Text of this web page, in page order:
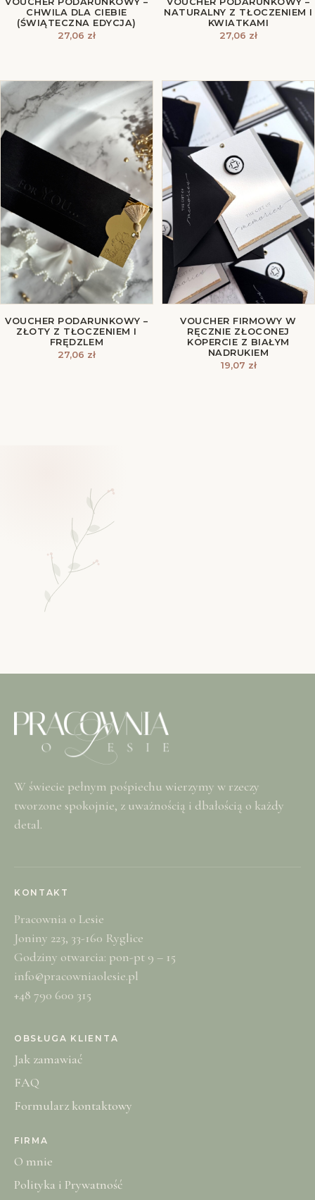
CHWILA DLA CIEBIE
(ŚWIĄTECZNA EDYCJA)
27,06 zł
NATURALNY Z TŁOCZENIEM I
KWIATKAMI
27,06 zł
VOUCHER PODARUNKOWY –
ZŁOTY Z TŁOCZENIEM I
FRĘDZLEM
27,06 zł
VOUCHER FIRMOWY W
RĘCZNIE ZŁOCONEJ
KOPERCIE Z BIAŁYM
NADRUKIEM
19,07 zł
W świecie pełnym pośpiechu wierzymy w rzeczy
tworzone spokojnie, z uważnością i dbałością o każdy
detal.
KONTAKT
Pracownia o Lesie
Joniny 223, 33-160 Ryglice
Godziny otwarcia: pon-pt 9 – 15
info@pracowniaolesie.pl
+48 790 600 315
OBSŁUGA KLIENTA
Jak zamawiać
FAQ
Formularz kontaktowy
FIRMA
O mnie
Polityka i Prywatność